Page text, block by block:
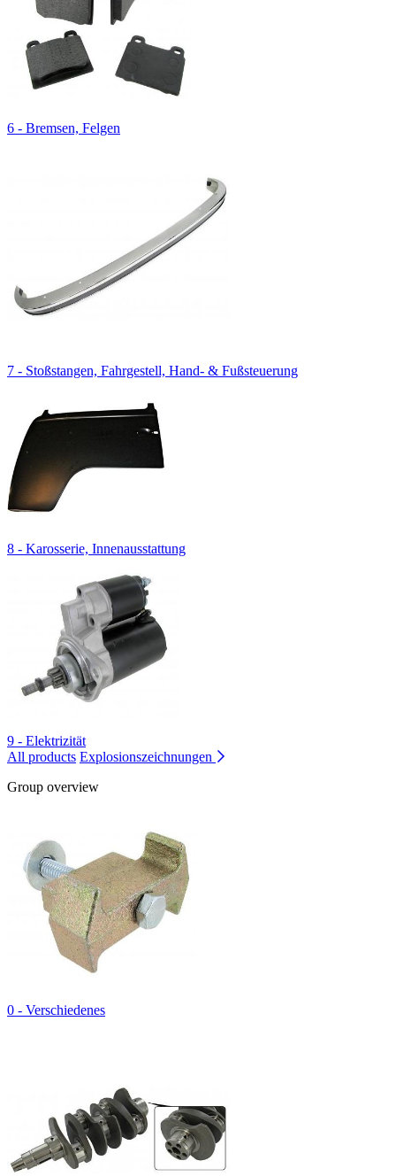
6 - Bremsen, Felgen
7 - Stoßstangen, Fahrgestell, Hand- & Fußsteuerung
8 - Karosserie, Innenausstattung
9 - Elektrizität
All products Explosionszeichnungen
Group overview
0 - Verschiedenes